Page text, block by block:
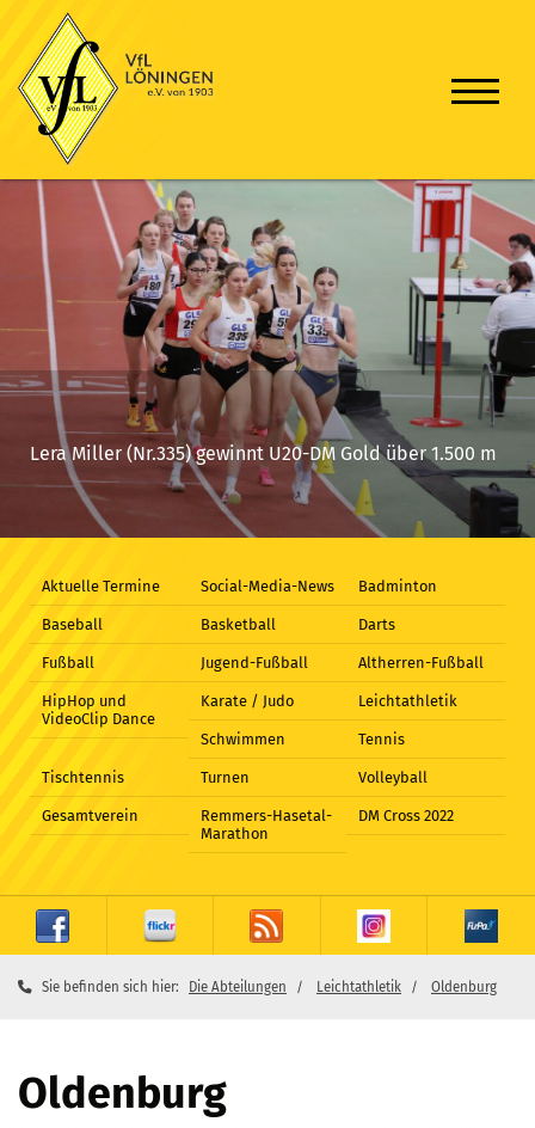
Aktuelle Termine Social-Media-News Badminton
Baseball Basketball Darts
Fußball Jugend-Fußball Altherren-Fußball
HipHop und
VideoClip Dance
Karate / Judo Leichtathletik
Schwimmen Tennis
Tischtennis Turnen Volleyball
Gesamtverein
Remmers-Hasetal-
Marathon
DM Cross 2022
Sie befinden sich hier: Die Abteilungen Leichtathletik Oldenburg
Oldenburg